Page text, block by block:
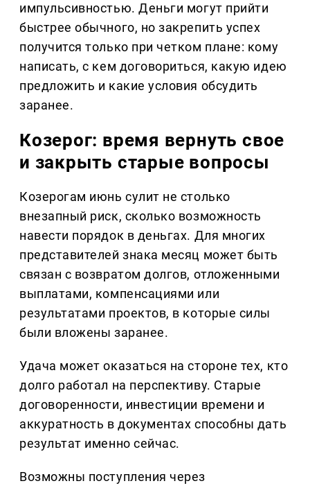
импульсивностью. Деньги могут прийти
быстрее обычного, но закрепить успех
получится только при четком плане: кому
написать, с кем договориться, какую идею
предложить и какие условия обсудить
заранее.
Козерог: время вернуть свое
и закрыть старые вопросы
Козерогам июнь сулит не столько
внезапный риск, сколько возможность
навести порядок в деньгах. Для многих
представителей знака месяц может быть
связан с возвратом долгов, отложенными
выплатами, компенсациями или
результатами проектов, в которые силы
были вложены заранее.
Удача может оказаться на стороне тех, кто
долго работал на перспективу. Старые
договоренности, инвестиции времени и
аккуратность в документах способны дать
результат именно сейчас.
Возможны поступления через